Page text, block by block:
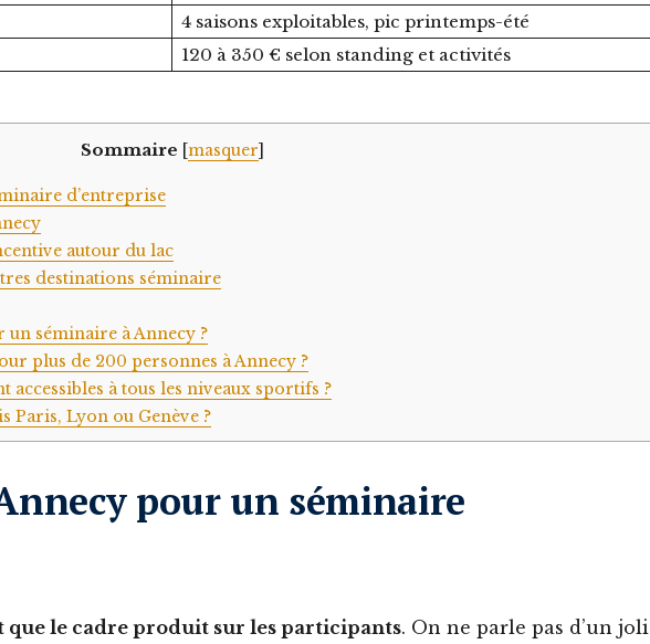
4 saisons exploitables, pic printemps-été
120 à 350 € selon standing et activités
Sommaire masquer
d’entreprise
autour du lac
destinations séminaire
séminaire à Annecy ?
plus de 200 personnes à Annecy ?
accessibles à tous les niveaux sportifs ?
Paris, Lyon ou Genève ?
pour un séminaire
que le cadre produit sur les participants. On ne parle pas d’un joli